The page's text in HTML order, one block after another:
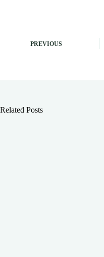
PREVIOUS
Related Posts